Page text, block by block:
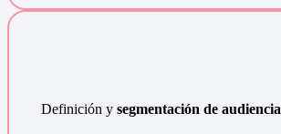
Definición y segmentación de